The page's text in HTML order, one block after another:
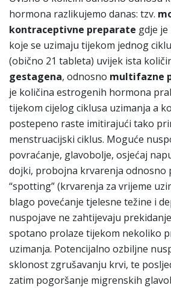
hormona razlikujemo danas: tzv.
kontraceptivne preparate gdje
koje se uzimaju tijekom jednog
(obično 21 tableta) uvijek ista
gestagena, odnosno multifazne
je količina estrogenih hormona
tijekom cijelog ciklusa uzimanja a
postepeno raste imitirajući tako
menstruacijski ciklus. Moguće
povraćanje, glavobolje, osjećaj
dojki, probojna krvarenja odnosno
“spotting” (krvarenja za vrijeme
blago povećanje tjelesne težine i
nuspojave ne zahtijevaju
spotano prolaze tijekom nekoliko
uzimanja. Potencijalno ozbiljne
sklonost zgrušavanju krvi, te
zatim pogoršanje migrenskih